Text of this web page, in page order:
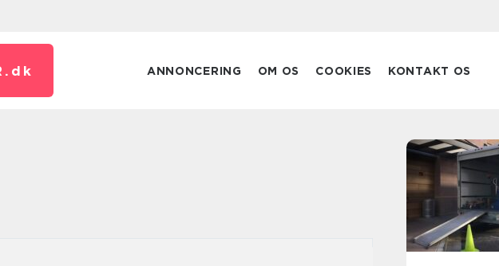
dk ANNONCERING OM OS COOKIES KONTAKT OS